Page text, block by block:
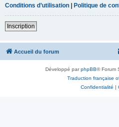
Conditions d’utilisation | Politique de
Inscription
Accueil du forum
Développé parphpBB® Forum
Traduction française
Confidentialité |